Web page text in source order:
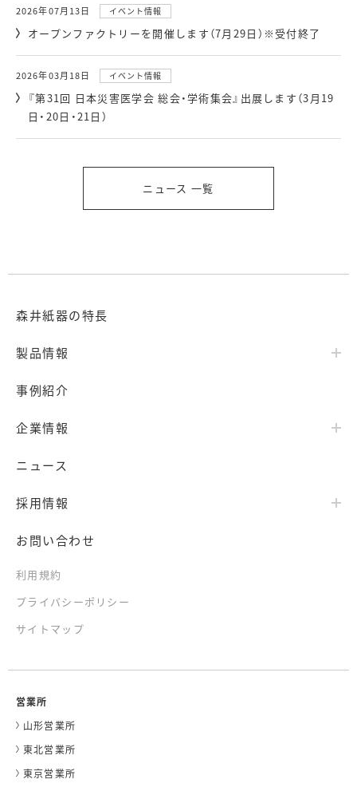
2026年07月13日 イベント情報
オープンファクトリーを開催します（7月29日）※受付終了
2026年03月18日 イベント情報
『第31回 日本災害医学会 総会・学術集会』出展します（3月19
日・20日・21日）
ニュース 一覧
森井紙器の特長
製品情報
事例紹介
企業情報
ニュース
採用情報
お問い合わせ
利用規約
プライバシーポリシー
サイトマップ
営業所
山形営業所
東北営業所
東京営業所